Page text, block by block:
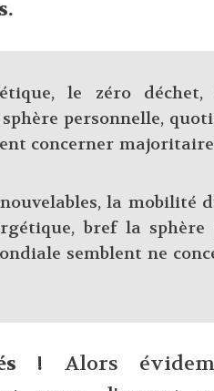
le zéro
personnelle,
concerner
la mobilité
bref la sphère
semblent ne
! Alors